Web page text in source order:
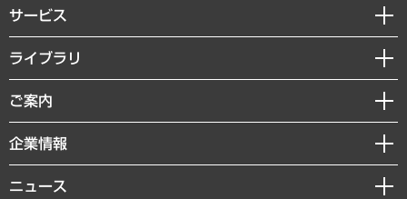
サービス
経営戦略
組織・人事戦略
デジタルイノベーション
共生・ダイバーシティ
ライブラリ
経済調査
レポート
コラム
ご案内
セミナー・イベント情報
MUFGビジネスセミナー
受託案件情報
企業情報
私たちの想い
ニュース